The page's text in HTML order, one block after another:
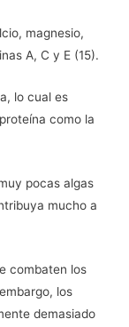
magnesio,
A, C y E (15).
lo cual es
como la
pocas algas
mucho a
combaten los
los
demasiado